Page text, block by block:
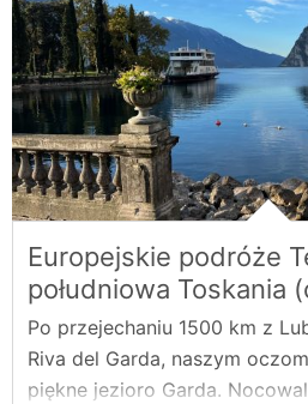
Europejskie podróże
południowa Toskania
Po przejechaniu 1500 km z
Riva del Garda, naszym
piękne jezioro Garda.